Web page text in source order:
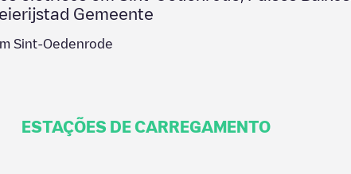
Gemeente
Sint-Oedenrode
ESTAÇÕES DE CARREGAMENTO